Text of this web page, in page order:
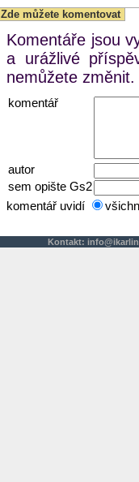
Zde můžete komentovat
Komentáře jsou
a urážlivé
nemůžete změnit.
komentář
autor
sem opište Gs2
komentář uvidí
Kontakt: